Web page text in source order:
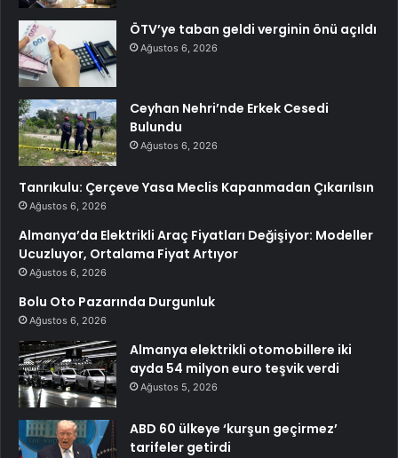
ÖTV’ye taban geldi verginin önü açıldı
Ağustos 6, 2026
Ceyhan Nehri’nde Erkek Cesedi
Bulundu
Ağustos 6, 2026
Tanrıkulu: Çerçeve Yasa Meclis Kapanmadan Çıkarılsın
Ağustos 6, 2026
Almanya’da Elektrikli Araç Fiyatları Değişiyor: Modeller
Ucuzluyor, Ortalama Fiyat Artıyor
Ağustos 6, 2026
Bolu Oto Pazarında Durgunluk
Ağustos 6, 2026
Almanya elektrikli otomobillere iki
ayda 54 milyon euro teşvik verdi
Ağustos 5, 2026
ABD 60 ülkeye ‘kurşun geçirmez’
tarifeler getirdi